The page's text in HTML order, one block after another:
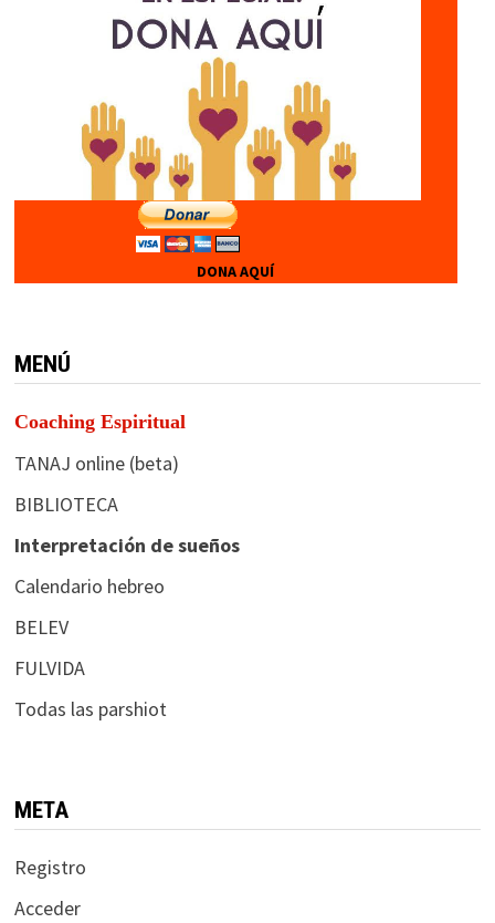
DONA AQUÍ
MENÚ
Coaching Espiritual
TANAJ online (beta)
BIBLIOTECA
Interpretación de sueños
Calendario hebreo
BELEV
FULVIDA
Todas las parshiot
META
Registro
Acceder